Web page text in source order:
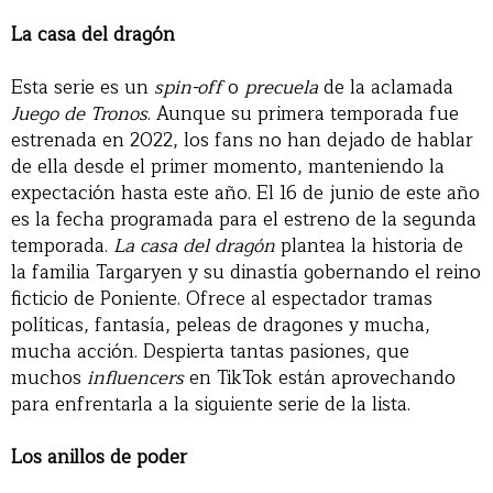
La casa del dragón
Esta serie es un spin-offo precuelade la aclamada
Juego de Tronos. Aunque su primera temporada fue
estrenada en 2022, los fans no han dejado de hablar
de ella desde el primer momento, manteniendo la
expectación hasta este año. El 16 de junio de este año
es la fecha programada para el estreno de la segunda
temporada. La casa del dragónplantea la historia de
la familia Targaryen y su dinastía gobernando el reino
ficticio de Poniente. Ofrece al espectador tramas
políticas, fantasía, peleas de dragones y mucha,
mucha acción. Despierta tantas pasiones, que
muchos influencersen TikTok están aprovechando
para enfrentarla a la siguiente serie de la lista.
Los anillos de poder